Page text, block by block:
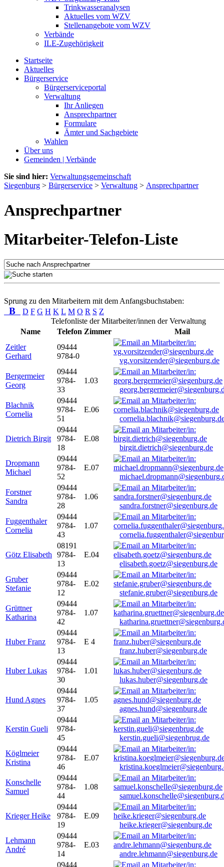
Trinkwasseranalysen
Aktuelles vom WZV
Stellenangebote vom WZV
Verbände
ILE-Zugehörigkeit
Startseite
Aktuelles
Bürgerservice
Bürgerserviceportal
Verwaltung
Ihr Anliegen
Ansprechpartner
Formulare
Ämter und Sachgebiete
Wahlen
Über uns
Gemeinden | Verbände
Sie sind hier: Verwaltungsgemeinschaft
Siegenburg > Bürgerservice > Verwaltung > Ansprechpartner
Ansprechpartner
Mitarbeiter-Telefon-Liste
Sprung zu den Mitarbeitern mit dem Anfangsbuchstaben:
B D F G H K L M O R S Z
Telefonliste der Mitarbeiter/innen der Verwaltung
Name
Telefon Zimmer
Mail
Zeitler
Gerhard
09444
9784-0
vg.vorsitzender@siegenburg.de
Bergermeier
Georg
09444
9784-
33
1.03
Blachnik
Cornelia
09444
9784-
51
E.06
Dietrich Birgit
09444
9784-
18
E.08
birgit.dietrich@siegenburg.de
Dropmann
Michael
09444
9784-
52
E.07
Forstner
Sandra
09444
9784-
28
1.06
sandra.forstner@siegenburg.de
Fuggenthaler
Cornelia
09444
9784-
43
1.07
Götz Elisabeth
08191
9784-
13
E.04
elisabeth.goetz@siegenburg.de
Gruber
Stefanie
09444
9784-
12
E.02
stefanie.gruber@siegenburg.de
Grüttner
Katharina
09444
9784-
42
1.07
Huber Franz
09444
9784-
13
E 4
franz.huber@siegenburg.de
Huber Lukas
09444
9784-
30
1.01
lukas.huber@siegenburg.de
Hund Agnes
09444
9784-
37
1.05
agnes.hund@siegenburg.de
Kerstin Gueli
09444
9784-
45
kerstin.gueli@siegenbrug.de
Köglmeier
Kristina
09444
9784-
46
E.07
Konschelle
Samuel
09444
9784-
44
1.08
Krieger Heike
09444
9784-
19
E.09
heike.krieger@siegenburg.de
Lehmann
André
09444
9784-
14
E.03
andre.lehmann@siegenburg.de
09444